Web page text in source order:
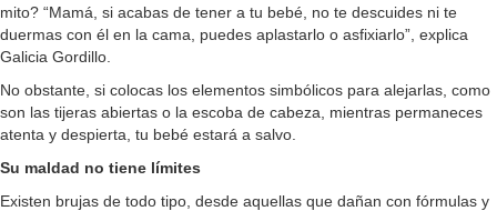
mito? “Mamá, si acabas de tener a tu bebé, no te descuides ni te
duermas con él en la cama, puedes aplastarlo o asfixiarlo”, explica
Galicia Gordillo.
No obstante, si colocas los elementos simbólicos para alejarlas, como
son las tijeras abiertas o la escoba de cabeza, mientras permaneces
atenta y despierta, tu bebé estará a salvo.
Su maldad no tiene límites
Existen brujas de todo tipo, desde aquellas que dañan con fórmulas y